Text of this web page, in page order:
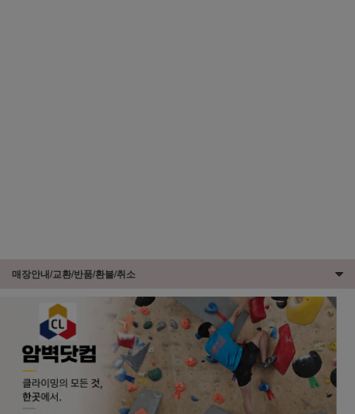
매장안내/교환/반품/환불/취소